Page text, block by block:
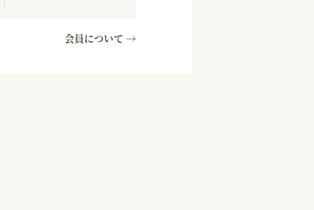
会員について →